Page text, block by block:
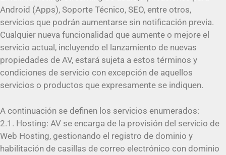
Android (Apps), Soporte Técnico, SEO, entre otros,
servicios que podrán aumentarse sin notificación previa.
Cualquier nueva funcionalidad que aumente o mejore el
servicio actual, incluyendo el lanzamiento de nuevas
propiedades de AV, estará sujeta a estos términos y
condiciones de servicio con excepción de aquellos
servicios o productos que expresamente se indiquen.
A continuación se definen los servicios enumerados:
2.1. Hosting: AV se encarga de la provisión del servicio de
Web Hosting, gestionando el registro de dominio y
habilitación de casillas de correo electrónico con dominio